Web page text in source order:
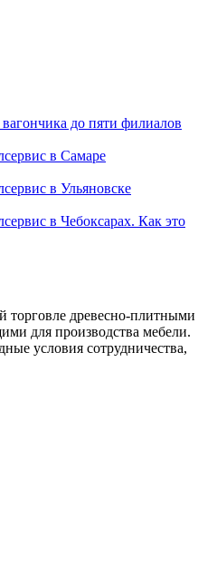
до пяти филиалов
в Самаре
в Ульяновске
в Чебоксарах. Как это
торговле древесно-плитными
для производства мебели.
условия сотрудничества,